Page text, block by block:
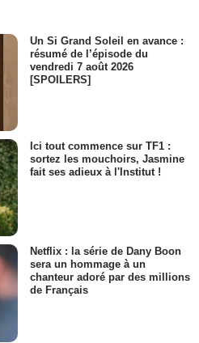
Un Si Grand Soleil en avance :
résumé de l’épisode du
vendredi 7 août 2026
[SPOILERS]
Ici tout commence sur TF1 :
sortez les mouchoirs, Jasmine
fait ses adieux à l'Institut !
Netflix : la série de Dany Boon
sera un hommage à un
chanteur adoré par des millions
de Français